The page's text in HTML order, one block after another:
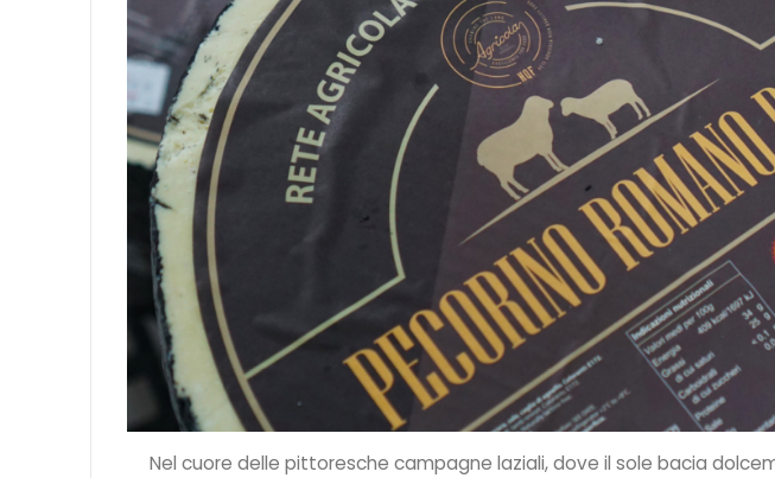
Nel cuore delle pittoresche campagne laziali, dove il sole bacia